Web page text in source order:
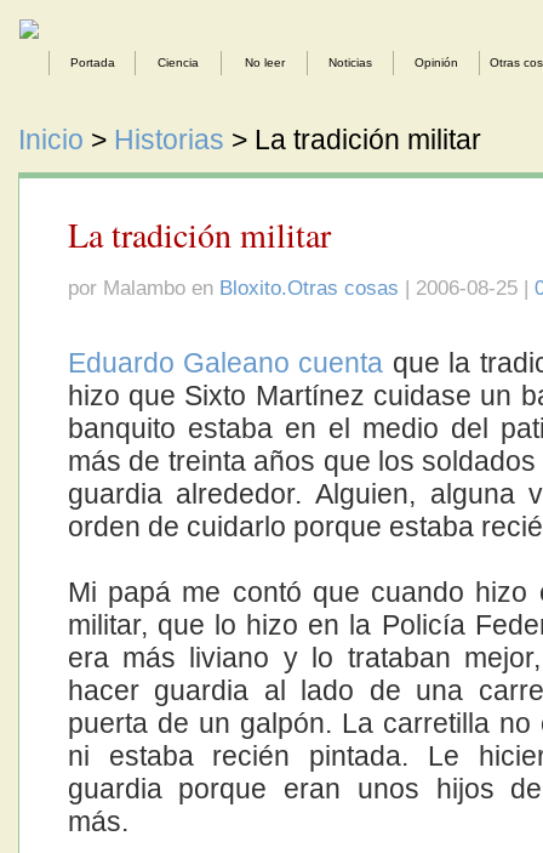
Portada Ciencia No leer Noticias Opinión Otras
Inicio > Historias > La tradición militar
La tradición militar
por Malambo en Bloxito.Otras cosas | 2006-08-25 |
Eduardo Galeano cuenta que la
hizo que Sixto Martínez cuidase un
banquito estaba en el medio del
más de treinta años que los
guardia alrededor. Alguien, alguna
orden de cuidarlo porque estaba
Mi papá me contó que cuando hizo
militar, que lo hizo en la Policía
era más liviano y lo trataban
hacer guardia al lado de una
puerta de un galpón. La carretilla no
ni estaba recién pintada. Le
guardia porque eran unos hijos
más.